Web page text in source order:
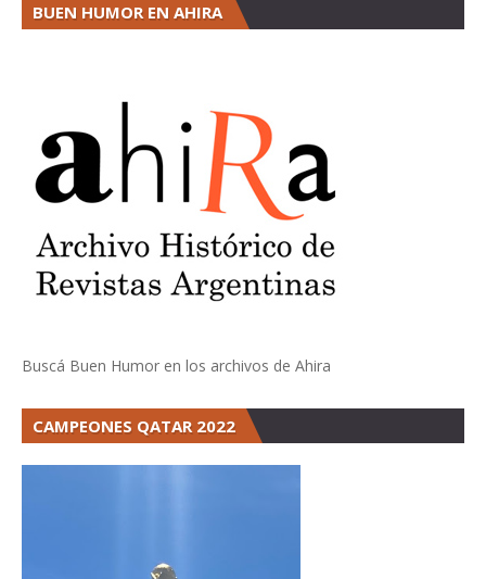
BUEN HUMOR EN AHIRA
Buscá Buen Humor en los archivos de Ahira
CAMPEONES QATAR 2022